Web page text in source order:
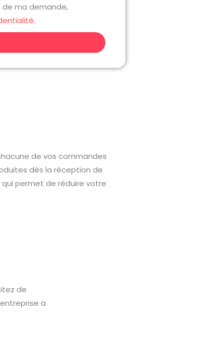
ma demande,
.
de vos commandes
dès la réception de
permet de réduire votre
de
a